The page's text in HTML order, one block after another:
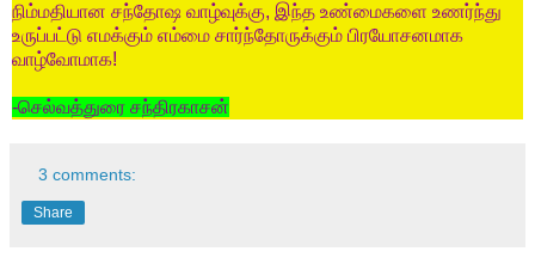
நிம்மதியான சந்தோஷ வாழ்வுக்கு, இந்த உண்மைகளை உணர்ந்து
உருப்பட்டு எமக்கும் எம்மை சார்ந்தோருக்கும் பிரயோசனமாக
வாழ்வோமாக!
-செல்வத்துரை சந்திரகாசன்
3 comments:
Share